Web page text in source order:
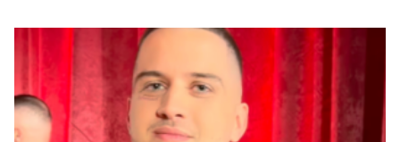
“Shqiponjat” nga Redon Berani është një këngë
mjaft ritmike dhe që ndërthur disa elementë. Me një
melodi të fuqishme, kënga i kushtohet shqiptarëve
dhe...